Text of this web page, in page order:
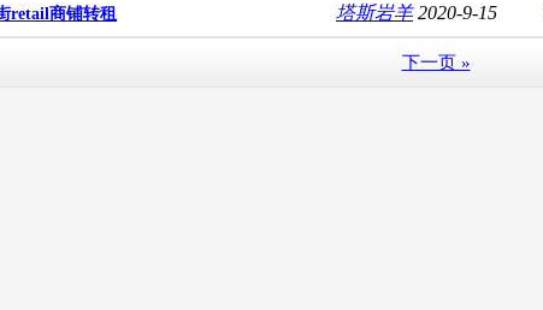
retail商铺转租 塔斯岩羊 2020-9-15
下一页 »